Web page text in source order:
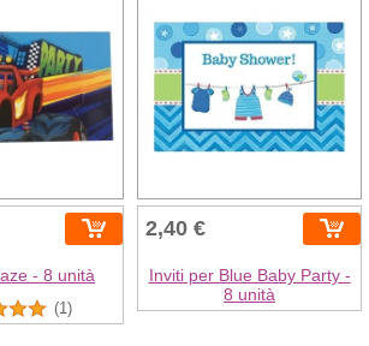
- 8 unità
(1)
2,40 €
Inviti per Blue Baby Party -
8 unità